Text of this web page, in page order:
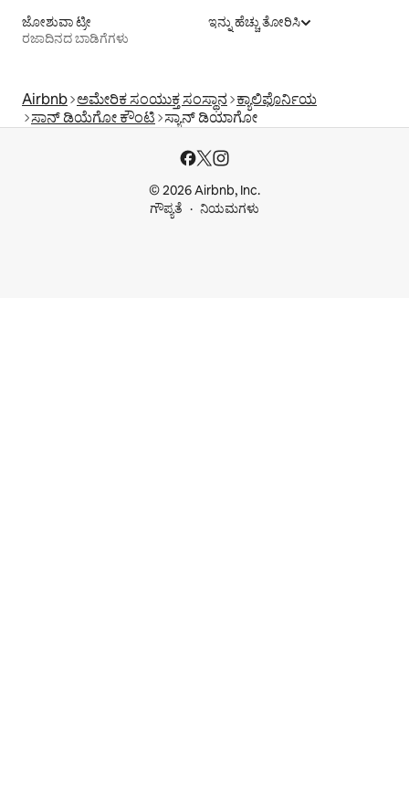
ಜೋಶುವಾ ಟ್ರೀ
ರಜಾದಿನದ ಬಾಡಿಗೆಗಳು
ಇನ್ನು ಹೆಚ್ಚು ತೋರಿಸಿ
Airbnb ಅಮೇರಿಕ ಸಂಯುಕ್ತ ಸಂಸ್ಥಾನ ಕ್ಯಾಲಿಫೊರ್ನಿಯ
ಸಾನ್ ಡಿಯೆಗೋ ಕೌಂಟಿ ಸ್ಯಾನ್ ಡಿಯಾಗೋ
© 2026 Airbnb, Inc.
ಗೌಪ್ಯತೆ
ನಿಯಮಗಳು